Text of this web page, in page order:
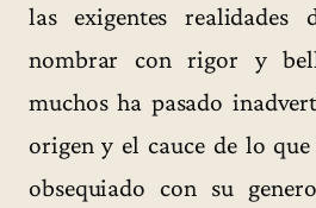
las exigentes
nombrar con rigor y
muchos ha pasado
origen y el cauce de lo
obsequiado con su